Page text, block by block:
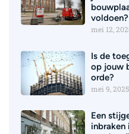
De
tijdelijke
voldoen?
mei 12,
Is de
op jouw
orde?
mei 9, 2025
Een
inbraken